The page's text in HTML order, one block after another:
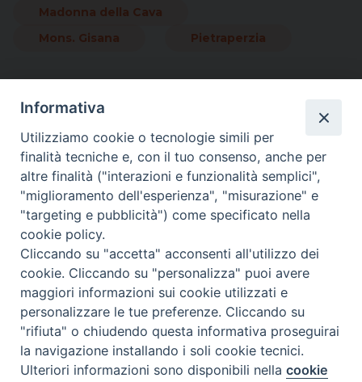
Madonna della Cava
Mons. Gisana
Pietraperzia
Pagine: «
Direttore Responsabile Giuseppe Rabita
Direttore Amministrativo Salvatore Bruno
Editore e Proprietà Opera di Religione della Diocesi di Piazza
Armerina,
Via Cammarata, 21 – Piazza Armerina
Preferenze Cookie
Informativa
Utilizziamo cookie o tecnologie simili per
finalità tecniche e, con il tuo consenso, anche per
altre finalità ("interazioni e funzionalità semplici",
"miglioramento dell'esperienza", "misurazione" e
"targeting e pubblicità") come specificato nella
cookie policy.
Cliccando su "accetta" acconsenti all'utilizzo dei
cookie. Cliccando su "personalizza" puoi avere
maggiori informazioni sui cookie utilizzati e
personalizzare le tue preferenze. Cliccando su
"rifiuta" o chiudendo questa informativa proseguirai
la navigazione installando i soli cookie tecnici.
Ulteriori informazioni sono disponibili nellacookie